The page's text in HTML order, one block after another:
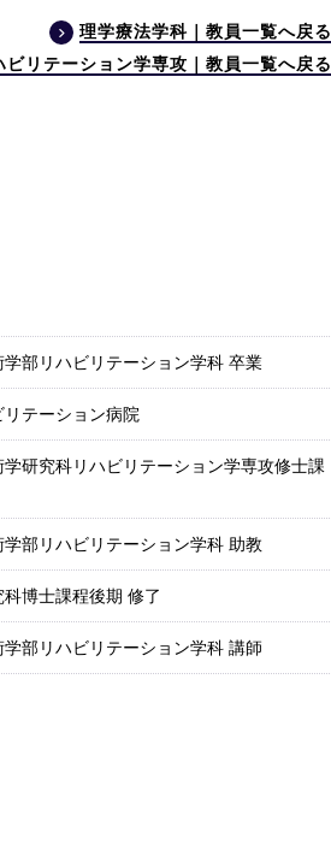
理学療法学科｜教員一覧へ戻る
ビリテーション学専攻｜教員一覧へ戻る
部リハビリテーション学科 卒業
テーション病院
研究科リハビリテーション学専攻修士課
部リハビリテーション学科 助教
博士課程後期 修了
部リハビリテーション学科 講師